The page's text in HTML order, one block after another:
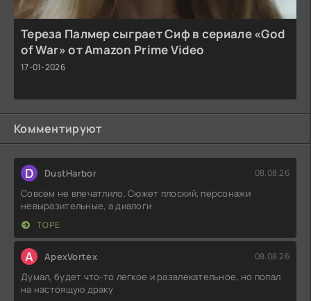
Тереза Палмер сыграет Сиф в сериале «God
of War» от Amazon Prime Video
17-01-2026
Комментируют
D DustHarbor 08.08.26
Совсем не впечатлило. Сюжет плоский, персонажи
невыразительные, а диалоги
ТОРЕ
A ApexVortex 08.08.26
Думал, будет что-то легкое и развлекательное, но попал
на настоящую драку